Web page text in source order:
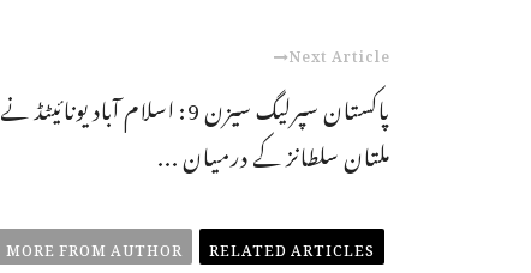
Next Article
پاکستان سپرلیگ سیزن 9: اسلام آباد یونائیٹڈ نے
ملتان سلطانز کے درمیان ...
RELATED ARTICLES
MORE FROM AUTHOR